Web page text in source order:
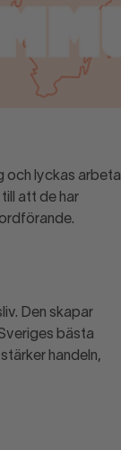
och lyckas arbeta
att de har
Den skapar
bästa
handeln,